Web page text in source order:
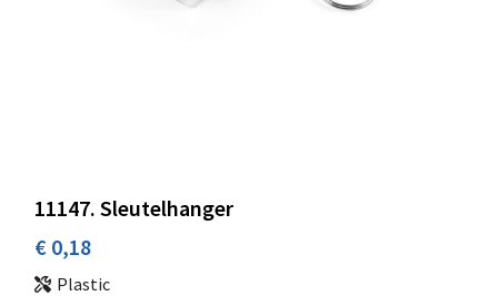
11147. Sleutelhanger
€ 0,18
Plastic